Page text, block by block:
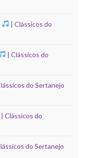
| Clássicos do
| Clássicos do
do Sertanejo
| Clássicos do
do Sertanejo